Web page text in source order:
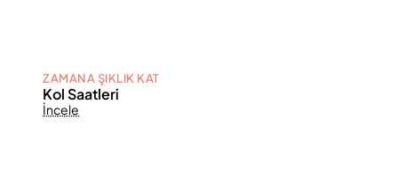
ZAMANA ŞIKLIK KAT
Kol Saatleri
İncele